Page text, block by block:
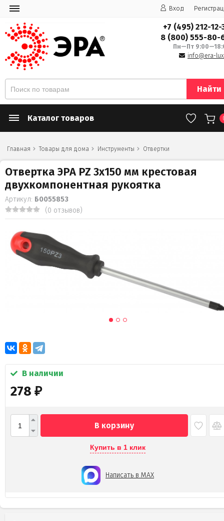
Вход
+7 (495) 212-12-
8 (800) 555-80-
Пн—Пт
info@era-
Найти
Каталог товаров
Главная Товары для дома Инструменты Отвертки
Отвертка ЭРА PZ 3х150 мм крестовая
двухкомпонентная рукоятка
Артикул: Б0055853
(0 отзывов)
В наличии
278 ₽
В корзину
Купить в 1 клик
Написать в MAX